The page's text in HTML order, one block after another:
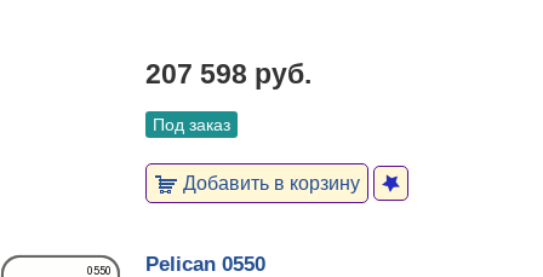
207 598 руб.
Под заказ
Добавить в корзину
Pelican 0550